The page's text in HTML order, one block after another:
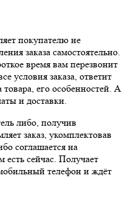
покупателю не
заказа самостоятельно.
время вам перезвонит
условия заказа, ответит
его особенностей. А
и доставки.
либо, получив
заказ, укомплектовав
соглашается на
сейчас. Получает
телефон и ждёт